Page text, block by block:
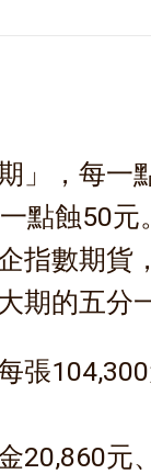
」，每一
點蝕50元
指數期貨
期的五分
張
20,860元